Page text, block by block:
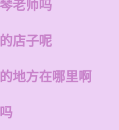
老师吗
店子呢
地方在哪里啊